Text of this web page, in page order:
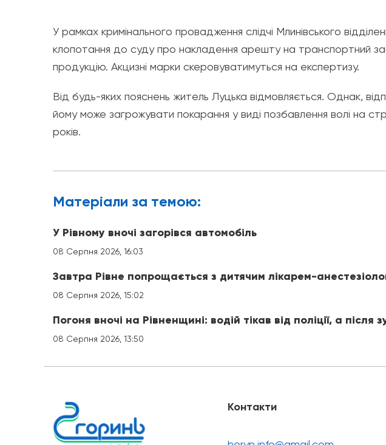
У рамках кримінального провадження слідчі Млинівського
клопотання до суду про накладення арешту на транспортний
продукцію. Акцизні марки скеровуватимуться на експертизу.
Від будь-яких пояснень житель Луцька відмовляється. Однак,
йому може загрожувати покарання у виді позбавлення волі на
років.
Матерiали за темою:
У Рівному вночі загорівся автомобіль
08 Серпня 2026, 16:03
Завтра Рівне попрощається з дитячим лікарем-
08 Серпня 2026, 15:02
Погоня вночі на Рівненщині: водій тікав від поліції, а
08 Серпня 2026, 13:50
Контакти